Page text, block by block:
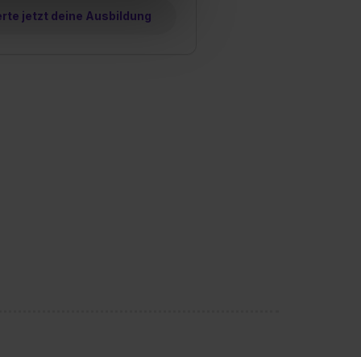
du nur bestimmte
erlauben“. Die
Media und Marketing“
a) DS-GVO). Die USA
dir erteilte Einwilligung
jetzt deine Ausbildung